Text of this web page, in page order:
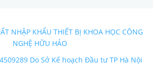
NHẬP KHẨU THIẾT BỊ KHOA HỌC CÔNG
NGHỆ HỮU HẢO
Do Sở Kế hoạch Đầu tư TP Hà Nội